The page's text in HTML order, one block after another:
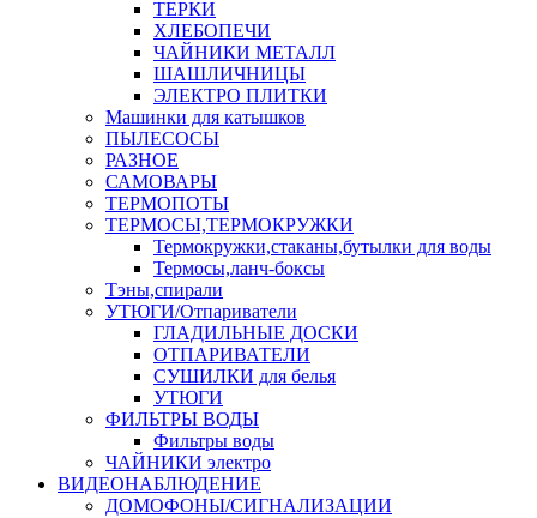
ТЕРКИ
ХЛЕБОПЕЧИ
ЧАЙНИКИ МЕТАЛЛ
ШАШЛИЧНИЦЫ
ЭЛЕКТРО ПЛИТКИ
Машинки для катышков
ПЫЛЕСОСЫ
РАЗНОЕ
САМОВАРЫ
ТЕРМОПОТЫ
ТЕРМОСЫ,ТЕРМОКРУЖКИ
Термокружки,стаканы,бутылки для воды
Термосы,ланч-боксы
Тэны,спирали
УТЮГИ/Отпариватели
ГЛАДИЛЬНЫЕ ДОСКИ
ОТПАРИВАТЕЛИ
СУШИЛКИ для белья
УТЮГИ
ФИЛЬТРЫ ВОДЫ
Фильтры воды
ЧАЙНИКИ электро
ВИДЕОНАБЛЮДЕНИЕ
ДОМОФОНЫ/СИГНАЛИЗАЦИИ